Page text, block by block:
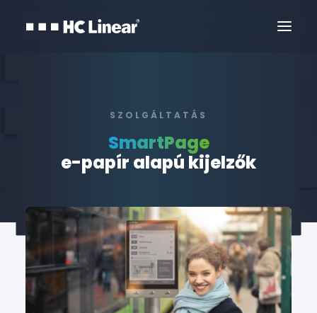
Kapcsolat
SZOLGÁLTATÁS
SmartPage
e-papír alapú kijelzők